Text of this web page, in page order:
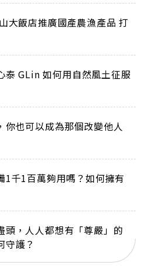
大飯店推廣國產農漁產品 打
泰 GLin 如何用自然風土征服
你也可以成為那個改變他人
1千1百萬夠用嗎？如何擁有
頭，人人都想有「尊嚴」的
守護？